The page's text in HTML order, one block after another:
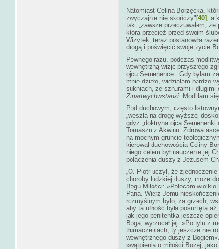
Natomiast Celina Borzęcka,
zwyczajnie nie skończy" [40] , a
tak: „zawsze przeczuwałem,
która przecież przed swoim
Wizytek, teraz postanowiła
drogą i poświęcić swoje życie
Pewnego razu, podczas
wewnętrzną wizję przyszłego
ojcu Semenence: „Gdy byłam
mnie działo, widziałam bardzo
sukniach, ze sznurami i długimi
Zmartwychwstanki. Modliłam
Pod duchowym, często
„weszła na drogę wyższej
gdyż „doktryna ojca
Tomaszu z Akwinu. Zdrowa
na mocnym gruncie
kierował duchowością Celiny
niego celem był nauczenie jej
połączenia duszy z Jezusem
„O. Piotr uczył, że
choroby ludzkiej duszy, może
Bogu-Miłości: »Polecam
Pana. Wierz Jemu
rozmyślnym było, za grzech,
aby ta ufność była posunięta
jak jego penitentka jeszcze
Boga, wyrzucał jej: »Po tylu z
tłumaczeniach, ty jeszcze nie
wewnętrznego duszy z
»wątpienia o miłości Bożej,